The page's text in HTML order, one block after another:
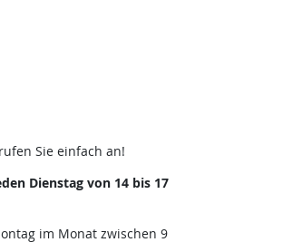
Sie einfach an!
Dienstag von 14 bis 17
im Monat zwischen 9